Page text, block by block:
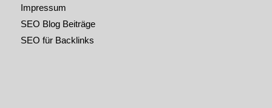
Impressum
SEO Blog Beiträge
SEO für Backlinks